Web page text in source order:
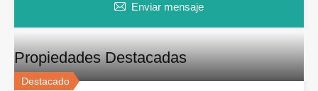
Enviar mensaje
Propiedades Destacadas
Destacado